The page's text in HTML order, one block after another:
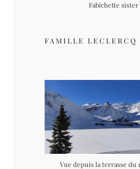
Fabichette sister
FAMILLE LECLERCQ
Vue depuis la terrasse du